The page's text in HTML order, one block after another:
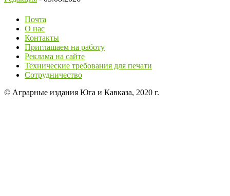
Почта
О нас
Контакты
Приглашаем на работу
Реклама на сайте
Технические требования для печати
Сотрудничество
© Аграрные издания Юга и Кавказа, 2020 г.